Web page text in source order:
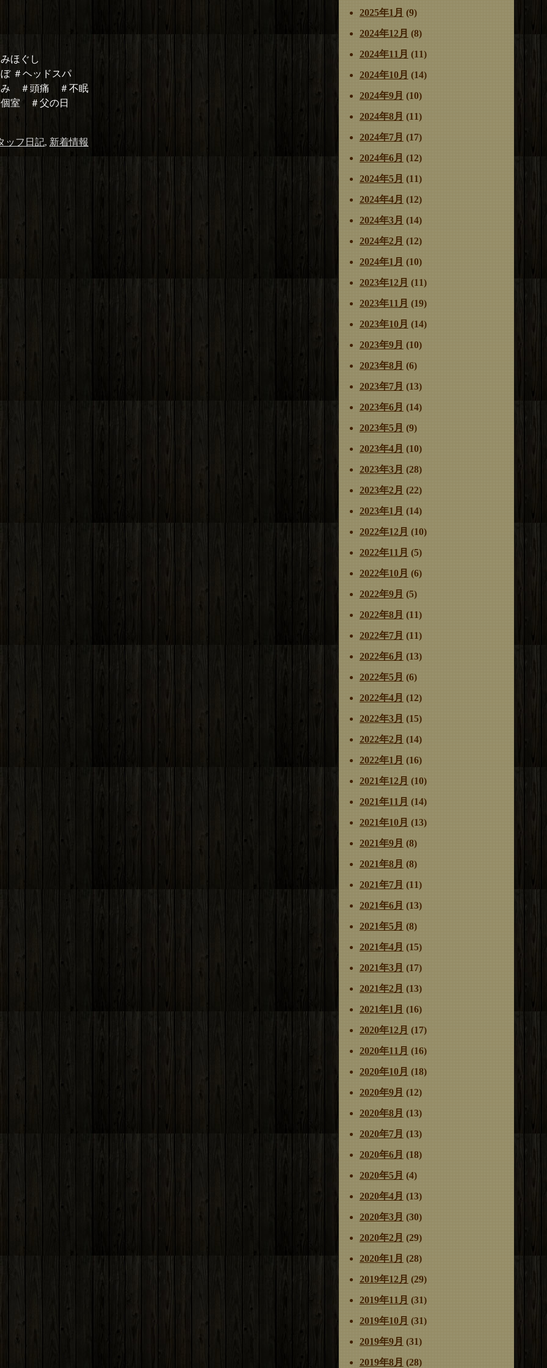
ほぐし
＃ヘッドスパ
＃頭痛 ＃不眠
室 ＃父の日
ッフ日記, 新着情報
2025年1月 (9)
2024年12月 (8)
2024年11月 (11)
2024年10月 (14)
2024年9月 (10)
2024年8月 (11)
2024年7月 (17)
2024年6月 (12)
2024年5月 (11)
2024年4月 (12)
2024年3月 (14)
2024年2月 (12)
2024年1月 (10)
2023年12月 (11)
2023年11月 (19)
2023年10月 (14)
2023年9月 (10)
2023年8月 (6)
2023年7月 (13)
2023年6月 (14)
2023年5月 (9)
2023年4月 (10)
2023年3月 (28)
2023年2月 (22)
2023年1月 (14)
2022年12月 (10)
2022年11月 (5)
2022年10月 (6)
2022年9月 (5)
2022年8月 (11)
2022年7月 (11)
2022年6月 (13)
2022年5月 (6)
2022年4月 (12)
2022年3月 (15)
2022年2月 (14)
2022年1月 (16)
2021年12月 (10)
2021年11月 (14)
2021年10月 (13)
2021年9月 (8)
2021年8月 (8)
2021年7月 (11)
2021年6月 (13)
2021年5月 (8)
2021年4月 (15)
2021年3月 (17)
2021年2月 (13)
2021年1月 (16)
2020年12月 (17)
2020年11月 (16)
2020年10月 (18)
2020年9月 (12)
2020年8月 (13)
2020年7月 (13)
2020年6月 (18)
2020年5月 (4)
2020年4月 (13)
2020年3月 (30)
2020年2月 (29)
2020年1月 (28)
2019年12月 (29)
2019年11月 (31)
2019年10月 (31)
2019年9月 (31)
2019年8月 (28)